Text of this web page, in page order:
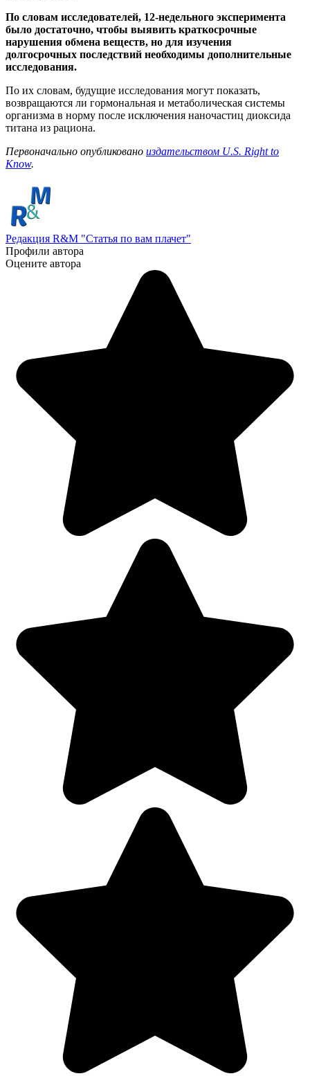
По словам исследователей, 12-недельного эксперимента
было достаточно, чтобы выявить краткосрочные
нарушения обмена веществ, но для изучения
долгосрочных последствий необходимы дополнительные
исследования.
По их словам, будущие исследования могут показать,
возвращаются ли гормональная и метаболическая системы
организма в норму после исключения наночастиц диоксида
титана из рациона.
Первоначально опубликовано издательством U.S. Right to
Know.
Редакция R&M "Статья по вам плачет"
Профили автора
Оцените автора